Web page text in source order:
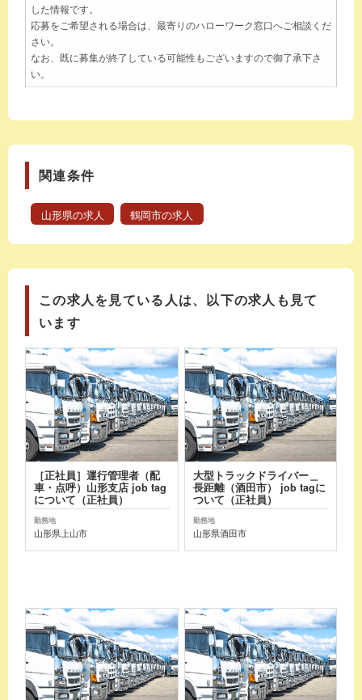
した情報です。
応募をご希望される場合は、最寄りのハローワーク窓口へご相談くだ
さい。
なお、既に募集が終了している可能性もございますので御了承下さ
い。
関連条件
山形県の求人 鶴岡市の求人
この求人を見ている人は、以下の求人も見て
います
［正社員］運行管理者（配
車・点呼）山形支店 job tag
について（正社員）
勤務地
山形県上山市
大型トラックドライバー＿
長距離（酒田市） job tagに
ついて（正社員）
勤務地
山形県酒田市